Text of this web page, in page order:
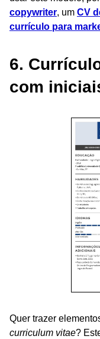
copywriter, um CV
currículo para
6.
com
Quer trazer
curriculum vitae?